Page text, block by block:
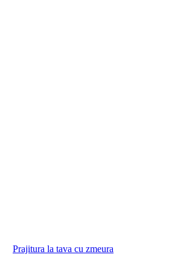
Prajitura la tava cu zmeura